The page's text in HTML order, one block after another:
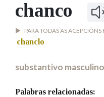
Facebook
TwitterYoutubeInstagramBluesky
BUSCAR NOS LEMAS
Comeza por
Remata por
chanco
PARA TODAS AS
chanclo
substantivo masculino
Palabras relacionadas: